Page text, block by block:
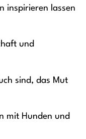
inspirieren lassen
und
sind, das Mut
mit Hunden und